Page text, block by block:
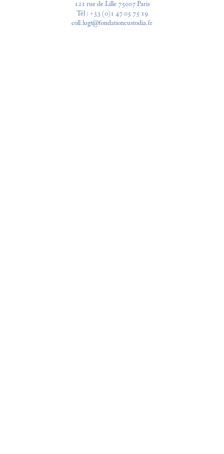
121 rue de Lille 75007 Paris
Tél : +33 (0)1 47 05 75 19
coll.lugt@fondationcustodia.fr